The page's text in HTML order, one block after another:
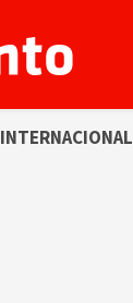
INTERNACIONAL